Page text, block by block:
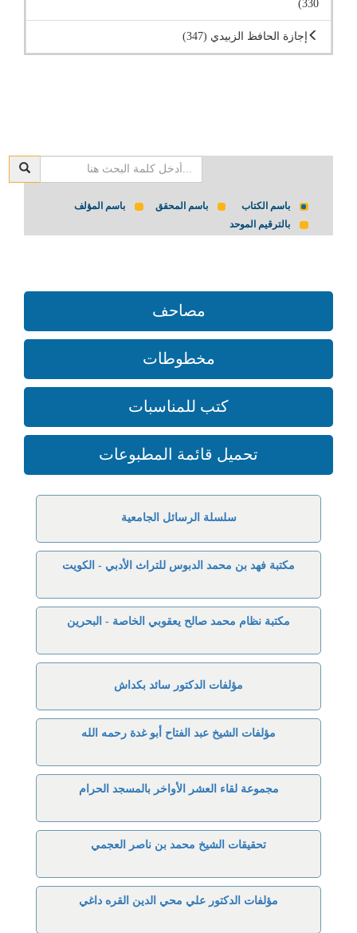
330)
إجازة الحافظ الزبيدي (347)
باسم الكتاب باسم المحقق
باسم المؤلف
بالترقيم الموحد
مصاحف
مخطوطات
كتب للمناسبات
تحميل قائمة المطبوعات
سلسلة الرسائل الجامعية
مكتبة فهد بن محمد الدبوس للتراث الأدبي - الكويت
مكتبة نظام محمد صالح يعقوبي الخاصة - البحرين
مؤلفات الدكتور سائد بكداش
مؤلفات الشيخ عبد الفتاح أبو غدة رحمه الله
مجموعة لقاء العشر الأواخر بالمسجد الحرام
تحقيقات الشيخ محمد بن ناصر العجمي
مؤلفات الدكتور علي محي الدين القره داغي